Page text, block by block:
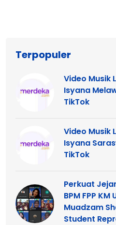
Terpopuler
Video Musik
Isyana
TikTok
Video Musik
Isyana
TikTok
Perkuat
BPM FPP
Muadzam
Student